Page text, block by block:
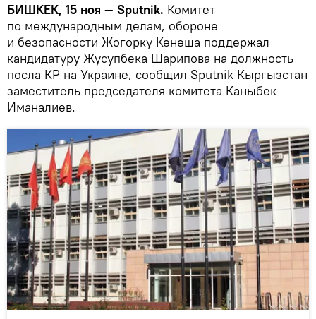
БИШКЕК, 15 ноя — Sputnik. Комитет
по международным делам, обороне
и безопасности Жогорку Кенеша поддержал
кандидатуру Жусупбека Шарипова на должность
посла КР на Украине, сообщил Sputnik Кыргызстан
заместитель председателя комитета Каныбек
Иманалиев.